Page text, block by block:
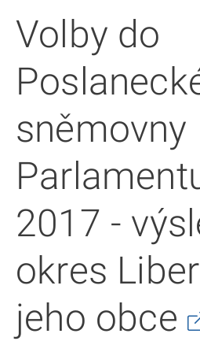
Volby do
sněmovny
2017 -
okres
jeho obce